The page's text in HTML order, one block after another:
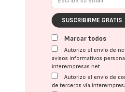
SUSCRIBIRME GRATIS
Marcar todos
Autorizo el envío de
avisos informativos
interempresas.net
Autorizo el envío de
de terceros vía